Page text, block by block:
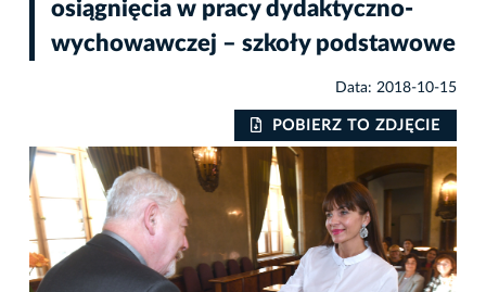
osiągnięcia w pracy dydaktyczno-
wychowawczej – szkoły podstawowe
Data: 2018-10-15
POBIERZ TO ZDJĘCIE